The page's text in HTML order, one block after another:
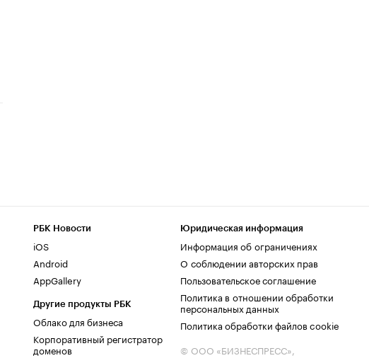
РБК Новости
iOS
Android
AppGallery
Другие продукты РБК
Облако для бизнеса
Корпоративный регистратор
доменов
Юридическая информация
Информация об ограничениях
О соблюдении авторских прав
Пользовательское соглашение
Политика в отношении обработки
персональных данных
Политика обработки файлов cookie
© ООО «БИЗНЕСПРЕСС»,